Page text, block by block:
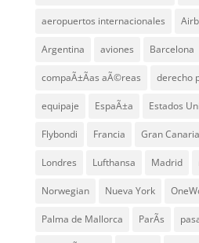
aeropuertos internacionales
Argentina aviones Barcelona
compaÃ±Ã­as aÃ©reas derecho
equipaje EspaÃ±a Estados
Flybondi Francia Gran Canaria
Londres Lufthansa Madrid
Norwegian Nueva York
Palma de Mallorca ParÃ­s